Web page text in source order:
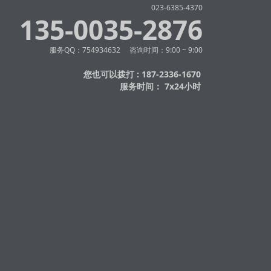
023-6385-4370
135-0035-2876
服务QQ：754934632 咨询时间：9:00 ~ 9:00
您也可以拨打 : 187-2336-1670
服务时间： 7x24小时